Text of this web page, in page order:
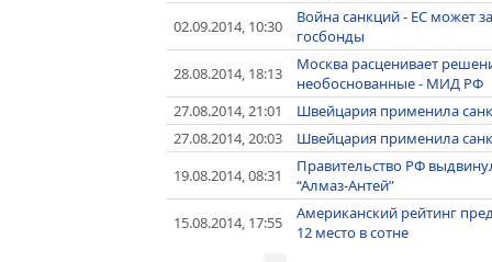
02.09.2014, 10:30
Война санкций - ЕС может
госбонды
28.08.2014, 18:13
Москва расценивает
необоснованные - МИД РФ
27.08.2014, 21:01
Швейцария применила
27.08.2014, 20:03
Швейцария применила
19.08.2014, 08:31
Правительство РФ
“Алмаз-Антей”
15.08.2014, 17:55
Американский рейтинг
12 место в сотне